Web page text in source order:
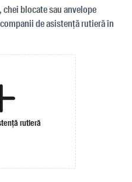
blocate sau anvelope
de asistență rutieră în
rutieră